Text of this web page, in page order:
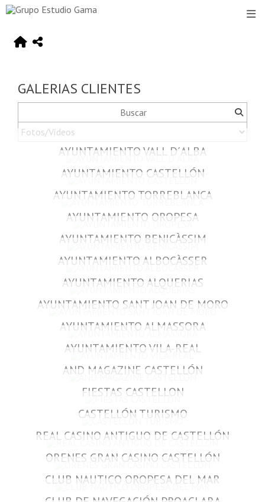
GALERIAS CLIENTES
AYUNTAMIENTO VALL D´ALBA
AYUNTAMIENTO CASTELLÓN
AYUNTAMIENTO TORREBLANCA
AYUNTAMIENTO OROPESA
AYUNTAMIENTO BENICÀSSIM
AYUNTAMIENTO ALBOCÀSSER
AYUNTAMIENTO ALQUERIAS
AYUNTAMIENTO SANT JOAN DE MORO
AYUNTAMIENTO ALMASSORA
AYUNTAMIENTO VILA-REAL
AND MAGAZINE CASTELLÓN
FIESTAS CASTELLON
CASTELLÓN TURISMO
REAL CASINO ANTIGUO DE CASTELLÓN
ORENES GRAN CASINO CASTELLÓN
CLUB NAUTICO OROPESA DEL MAR